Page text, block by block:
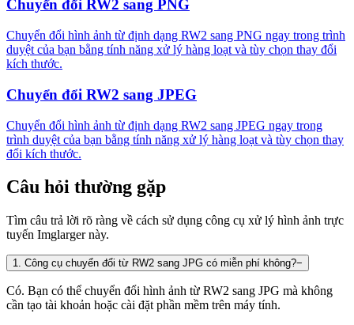
Chuyển đổi RW2 sang PNG
Chuyển đổi hình ảnh từ định dạng RW2 sang PNG ngay trong trình
duyệt của bạn bằng tính năng xử lý hàng loạt và tùy chọn thay đổi
kích thước.
Chuyển đổi RW2 sang JPEG
Chuyển đổi hình ảnh từ định dạng RW2 sang JPEG ngay trong
trình duyệt của bạn bằng tính năng xử lý hàng loạt và tùy chọn thay
đổi kích thước.
Câu hỏi thường gặp
Tìm câu trả lời rõ ràng về cách sử dụng công cụ xử lý hình ảnh trực
tuyến Imglarger này.
1. Công cụ chuyển đổi từ RW2 sang JPG có miễn phí không?−
Có. Bạn có thể chuyển đổi hình ảnh từ RW2 sang JPG mà không
cần tạo tài khoản hoặc cài đặt phần mềm trên máy tính.